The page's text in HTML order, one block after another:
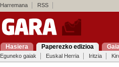
Harremana RSS
Hasiera Paperezko edizioa
Eguneko gaiak Euskal Herria Iritzia